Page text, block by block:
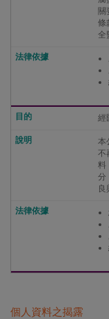
關
條
全
經
本
不
料
分
良
個人資料之揭露